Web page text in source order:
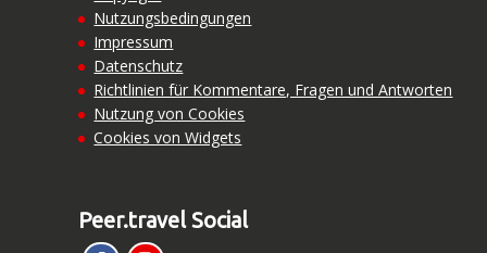
Nutzungsbedingungen
Impressum
Datenschutz
Richtlinien für Kommentare, Fragen und Antworten
Nutzung von Cookies
Cookies von Widgets
Peer.travel Social